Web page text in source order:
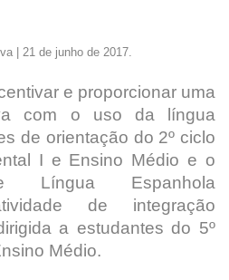
| 21 de junho de 2017.
e proporcionar uma
com o uso da língua
de orientação do 2º ciclo
I e Ensino Médio e o
Língua Espanhola
de integração
a estudantes do 5º
Médio.